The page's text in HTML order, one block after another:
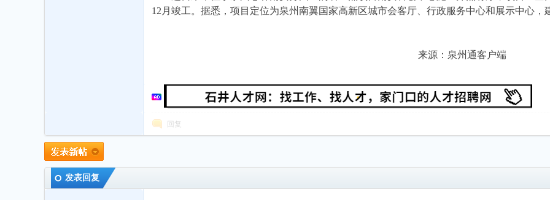
12月竣工。据悉，项目定位为泉州南翼国家高新区城市会客厅、行政服务中心和展示中心
来源：泉州通客户端
回复
发表回复